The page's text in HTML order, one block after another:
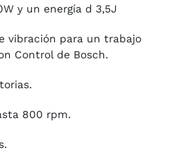
y un energía d 3,5J
vibración para un trabajo
Control de Bosch.
800 rpm.